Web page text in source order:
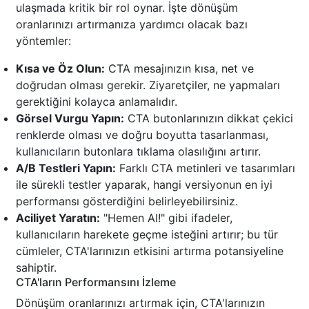
ulaşmada kritik bir rol oynar. İşte dönüşüm
oranlarınızı artırmanıza yardımcı olacak bazı
yöntemler:
Kısa ve Öz Olun: CTA mesajınızın kısa, net ve
doğrudan olması gerekir. Ziyaretçiler, ne yapmaları
gerektiğini kolayca anlamalıdır.
Görsel Vurgu Yapın: CTA butonlarınızın dikkat çekici
renklerde olması ve doğru boyutta tasarlanması,
kullanıcıların butonlara tıklama olasılığını artırır.
A/B Testleri Yapın: Farklı CTA metinleri ve tasarımları
ile sürekli testler yaparak, hangi versiyonun en iyi
performansı gösterdiğini belirleyebilirsiniz.
Aciliyet Yaratın: "Hemen Al!" gibi ifadeler,
kullanıcıların harekete geçme isteğini artırır; bu tür
cümleler, CTA'larınızın etkisini artırma potansiyeline
sahiptir.
CTA'ların Performansını İzleme
Dönüşüm oranlarınızı artırmak için, CTA'larınızın